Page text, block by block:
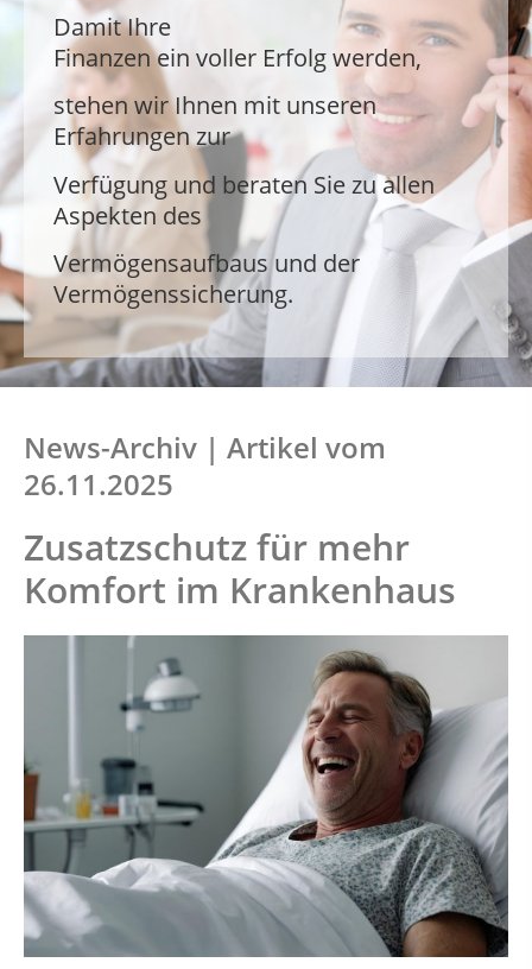
Damit Ihre
Finanzen ein voller Erfolg werden,
stehen wir Ihnen mit unseren
Erfahrungen zur
Verfügung und beraten Sie zu allen
Aspekten des
Vermögensaufbaus und der
Vermögenssicherung.
Damit Ihre Finanzen ein voller Erfolg
werden,
stehen wir Ihnen mit unseren
Erfahrungen zur
Verfügung und beraten Sie zu allen
Aspekten des
Vermögensaufbaus und der
Vermögenssicherung.
Damit Ihre Finanzen ein voller Erfolg
werden,
stehen wir Ihnen mit unseren
Erfahrungen zur
Verfügung und beraten Sie zu allen
Aspekten des
Vermögensaufbaus und der
Vermögenssicherung.
News-Archiv | Artikel vom
26.11.2025
Zusatzschutz für mehr
Komfort im Krankenhaus